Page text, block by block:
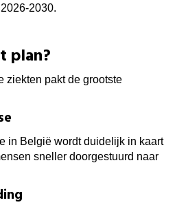
2030.
plan?
ziekten pakt de grootste
in België wordt duidelijk in kaart
sneller doorgestuurd naar